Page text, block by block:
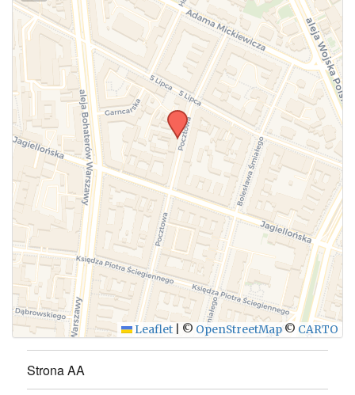
WYŚLIJ
Leaflet © OpenStreetMap © CARTO
Strona AA